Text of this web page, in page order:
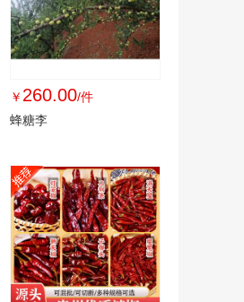
￥ 260.00/件
蜂糖李